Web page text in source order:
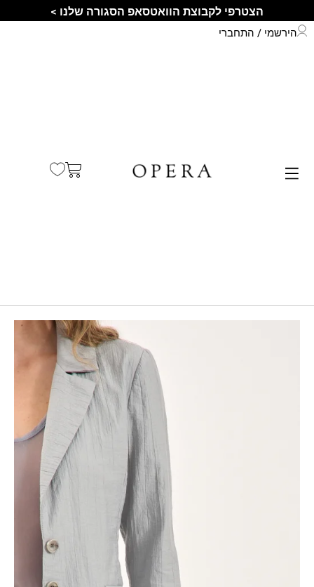
הצטרפי לקבוצת הוואטסאפ הסגורה שלנו >
הירשמי / התחברי